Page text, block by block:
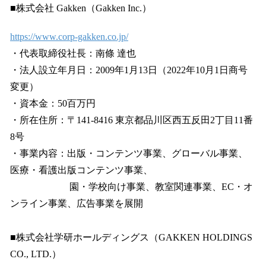
■株式会社 Gakken（Gakken Inc.）
https://www.corp-gakken.co.jp/
・代表取締役社長：南條 達也
・法人設立年月日：2009年1月13日（2022年10月1日商号
変更）
・資本金：50百万円
・所在住所：〒141-8416 東京都品川区西五反田2丁目11番
8号
・事業内容：出版・コンテンツ事業、グローバル事業、
医療・看護出版コンテンツ事業、
園・学校向け事業、教室関連事業、EC・オ
ンライン事業、広告事業を展開
■株式会社学研ホールディングス（GAKKEN HOLDINGS
CO., LTD.）